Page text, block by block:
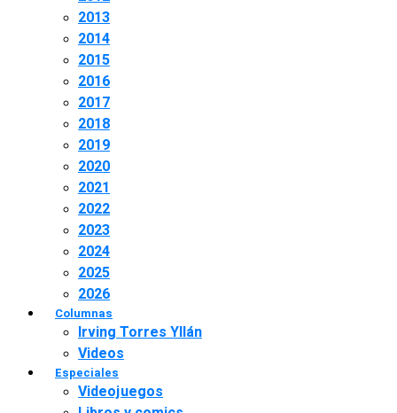
2013
2014
2015
2016
2017
2018
2019
2020
2021
2022
2023
2024
2025
2026
Columnas
Irving Torres Yllán
Videos
Especiales
Videojuegos